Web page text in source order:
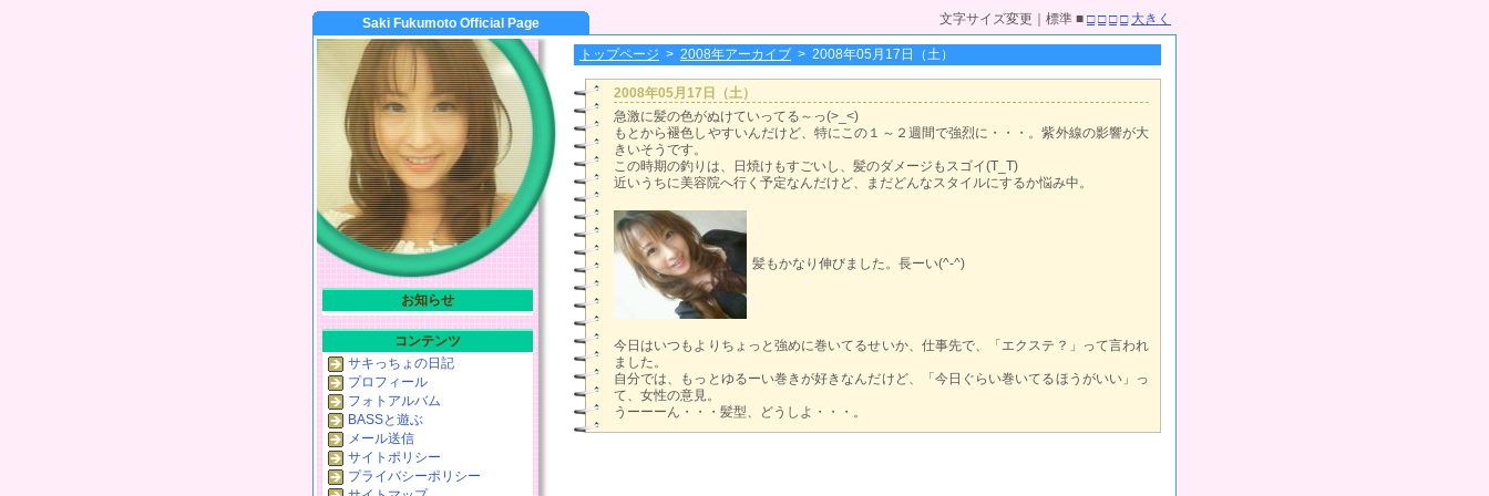
Saki Fukumoto Official Page 文字サイズ変更｜標準 ■ □ □ □ □ 大きく
トップページ > 2008年アーカイブ > 2008年05月17日（土）
2008年05月17日（土）
急激に髪の色がぬけていってる～っ(>_<)
もとから褪色しやすいんだけど、特にこの１～２週間で強烈に・・・。紫外線の影響が大
きいそうです。
この時期の釣りは、日焼けもすごいし、髪のダメージもスゴイ(T_T)
近いうちに美容院へ行く予定なんだけど、まだどんなスタイルにするか悩み中。
髪もかなり伸びました。長ーい(^-^)
今日はいつもよりちょっと強めに巻いてるせいか、仕事先で、「エクステ？」って言われ
ました。
自分では、もっとゆるーい巻きが好きなんだけど、「今日ぐらい巻いてるほうがいい」っ
て、女性の意見。
うーーーん・・・髪型、どうしよ・・・。
お知らせ
コンテンツ
サキっちょの日記
プロフィール
フォトアルバム
BASSと遊ぶ
メール送信
サイトポリシー
プライバシーポリシー